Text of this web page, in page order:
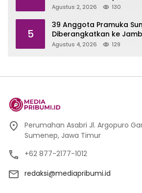
Dievakuasi
Agustus 2, 2026 130
5
39 Anggota Pramuka
Diberangkatkan ke
di Cibubur
Agustus 4, 2026 129
Perumahan Asabri Jl. Argopuro
Sumenep, Jawa Timur
+62 877-2177-1012
redaksi@mediapribumi.id